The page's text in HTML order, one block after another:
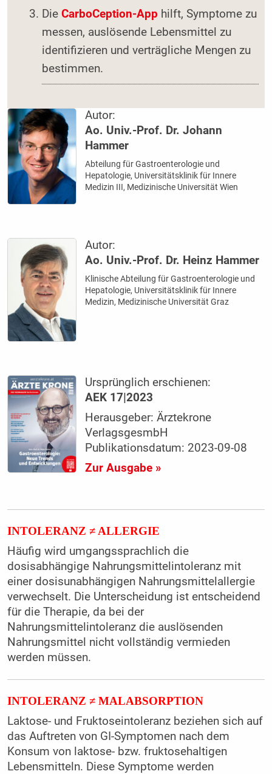
Die CarboCeption-App hilft, Symptome zu
messen, auslösende Lebensmittel zu
identifizieren und verträgliche Mengen zu
bestimmen.
Autor:
Ao. Univ.-Prof. Dr. Johann
Hammer
Abteilung für Gastroenterologie und
Hepatologie, Universitätsklinik für Innere
Medizin III, Medizinische Universität Wien
Autor:
Ao. Univ.-Prof. Dr. Heinz Hammer
Klinische Abteilung für Gastroenterologie und
Hepatologie, Universitätsklinik für Innere
Medizin, Medizinische Universität Graz
Ursprünglich erschienen:
AEK 17|2023
Herausgeber: Ärztekrone
VerlagsgesmbH
Publikationsdatum: 2023-09-08
Zur Ausgabe »
INTOLERANZ ≠ ALLERGIE
Häufig wird umgangssprachlich die
dosisabhängige Nahrungsmittelintoleranz mit
einer dosisunabhängigen Nahrungsmittelallergie
verwechselt. Die Unterscheidung ist entscheidend
für die Therapie, da bei der
Nahrungsmittelintoleranz die auslösenden
Nahrungsmittel nicht vollständig vermieden
werden müssen.
INTOLERANZ ≠ MALABSORPTION
Laktose- und Fruktoseintoleranz beziehen sich auf
das Auftreten von GI-Symptomen nach dem
Konsum von laktose- bzw. fruktosehaltigen
Lebensmitteln. Diese Symptome werden